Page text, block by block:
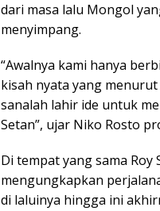
dari masa lalu Mongol
menyimpang.
“Awalnya kami hanya
kisah nyata yang
sanalah lahir ide untuk
Setan”, ujar Niko Rosto
Di tempat yang sama
mengungkapkan
di laluinya hingga ini